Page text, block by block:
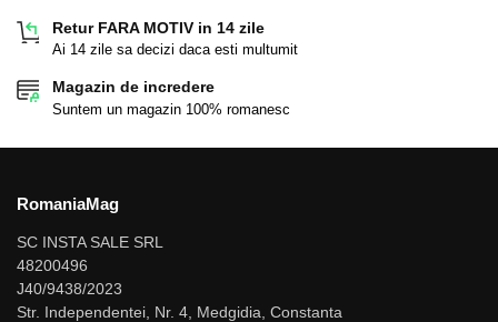
Retur FARA MOTIV in 14 zile
Ai 14 zile sa decizi daca esti multumit
Magazin de incredere
Suntem un magazin 100% romanesc
RomaniaMag
SC INSTA SALE SRL
48200496
J40/9438/2023
Str. Independentei, Nr. 4, Medgidia, Constanta